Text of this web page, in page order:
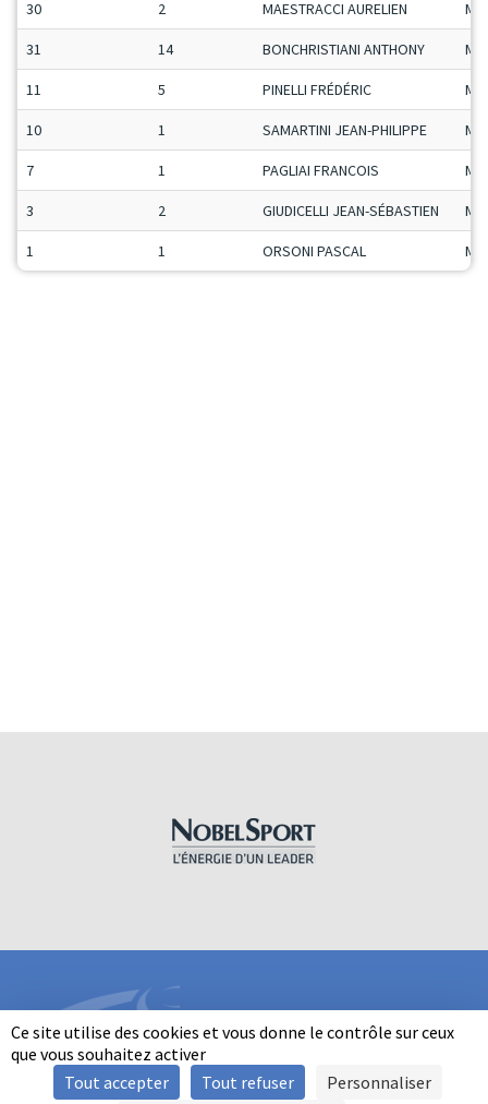
Ce site utilise des cookies et vous donne le contrôle sur ceux
que vous souhaitez activer
Tout accepter
Tout refuser Personnaliser
30 2 MAESTRACCI AURELIEN
31 14 BONCHRISTIANI ANTHONY
11 5 PINELLI FRÉDÉRIC
10 1 SAMARTINI JEAN-PHILIPPE
7 1 PAGLIAI FRANCOIS
3 2 GIUDICELLI JEAN-SÉBASTIEN
1 1 ORSONI PASCAL